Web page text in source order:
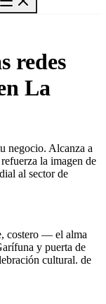
redes
La
negocio. Alcanza a
la imagen de
al sector de
costero — el alma
y puerta de
cultural. de